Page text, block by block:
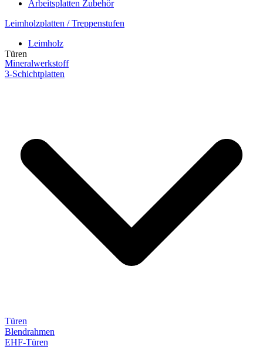
Arbeitsplatten Zubehör
Leimholzplatten / Treppenstufen
Leimholz
Mineralwerkstoff
3-Schichtplatten
Türen
Türen
Blendrahmen
EHF-Türen